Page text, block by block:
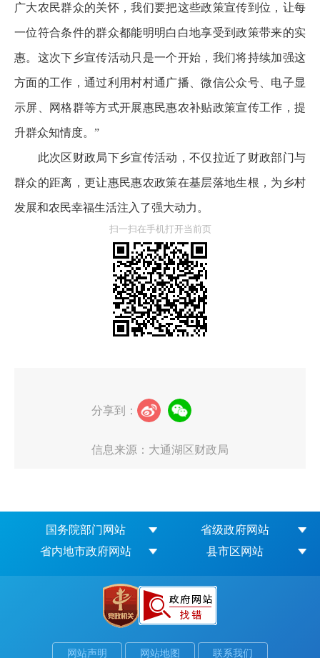
广大农民群众的关怀，我们要把这些政策宣传到位，让每
一位符合条件的群众都能明明白白地享受到政策带来的实
惠。这次下乡宣传活动只是一个开始，我们将持续加强这
方面的工作，通过利用村村通广播、微信公众号、电子显
示屏、网格群等方式开展惠民惠农补贴政策宣传工作，提
升群众知情度。”
此次区财政局下乡宣传活动，不仅拉近了财政部门与
群众的距离，更让惠民惠农政策在基层落地生根，为乡村
发展和农民幸福生活注入了强大动力。
扫一扫在手机打开当前页
分享到：
信息来源：大通湖区财政局
国务院部门网站
省级政府网站
省内地市政府网站
县市区网站
网站声明 网站地图 联系我们